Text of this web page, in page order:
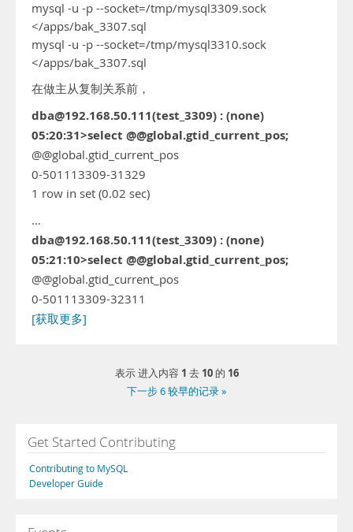
mysql -u -p --socket=/tmp/mysql3309.sock
</apps/bak_3307.sql
mysql -u -p --socket=/tmp/mysql3310.sock
</apps/bak_3307.sql
在做主从复制关系前，
dba@192.168.50.111(test_3309) : (none)
05:20:31>select @@global.gtid_current_pos;
@@global.gtid_current_pos
0-501113309-31329
1 row in set (0.02 sec)
…
dba@192.168.50.111(test_3309) : (none)
05:21:10>select @@global.gtid_current_pos;
@@global.gtid_current_pos
0-501113309-32311
[获取更多]
表示 进入内容 1 去 10的 16
下一步 6 较早的记录 »
Get Started Contributing
Contributing to MySQL
Developer Guide